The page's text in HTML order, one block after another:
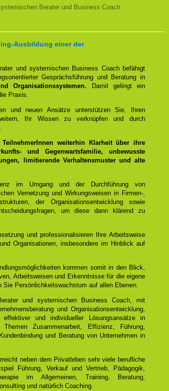
Berater und Business Coach
Ausbildung einer der
und systemischen Business Coach befähigt
Gesprächsführung und Beratung in
Organisationssystemen. Damit gelingt ein
Praxis.
und neuen Ansätze unterstützen Sie, Ihren
Ihr Wissen zu verknüpfen und durch
weiterhin Klarheit über ihre
und Gegenwartsfamilie, unbewusste
limitierende Verhaltensmuster und alte
im Umgang und der Durchführung von
Vernetzung und Wirkungsweisen in Firmen-,
der Organisationsentwicklung sowie
um diese dann klärend zu
und professionalisieren Ihre Arbeitsweise
Organisationen, insbesondere im Hinblick auf
kommen somit in den Blick,
Arbeitsweisen und Erkenntnisse für die eigene
Persönlichkeitswachstum auf allen Ebenen.
und systemischen Business Coach, mit
und Organisationsentwicklung,
und individueller Lösungsansätze in
Zusammenarbeit, Effizienz, Führung,
und Beratung von Unternehmen in
neben dem Privatleben sehr viele berufliche
Führung, Verkauf und Vertrieb, Pädagogik,
im Allgemeinen, Training, Beratung,
und natürlich Coaching.